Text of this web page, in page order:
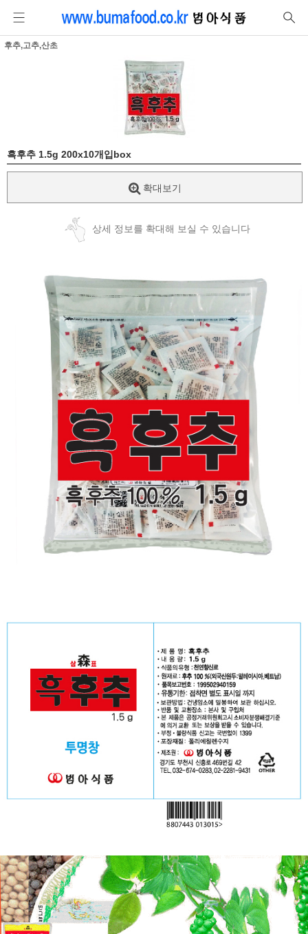
후추,고추,산초
흑후추 1.5g 200x10개입box
확대보기
상세 정보를 확대해 보실 수 있습니다